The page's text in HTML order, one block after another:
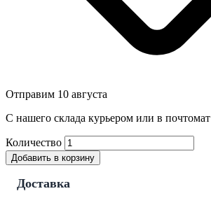
Отправим 10 августа
С нашего склада курьером или в почтомат
Количество
Добавить в корзину
Доставка